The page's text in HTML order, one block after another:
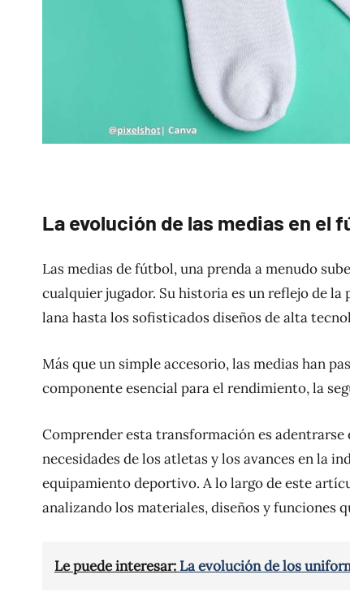
La evolución de las medias en
Las medias de fútbol, una prenda a menudo
cualquier jugador. Su historia es un reflejo de
lana hasta los sofisticados diseños de alta
Más que un simple accesorio, las medias han
componente esencial para el rendimiento, la
Comprender esta transformación es
necesidades de los atletas y los avances en la
equipamiento deportivo. A lo largo de este
analizando los materiales, diseños y funciones
Le puede interesar: La evolución de los